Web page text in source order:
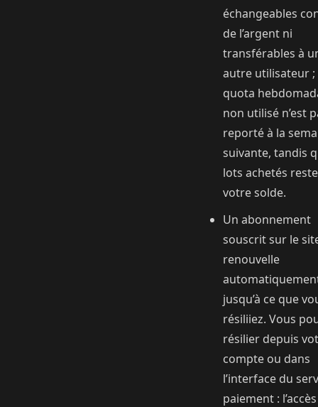
échangeables
de l’argent ni
transférables à
autre utilisateur ;
quota
non utilisé n’est
reporté à la
suivante, tandis
lots achetés
votre solde.
Un abonnement
souscrit sur le
renouvelle
jusqu’à ce que
résiliiez. Vous
résilier depuis
compte ou dans
l’interface du
paiement :